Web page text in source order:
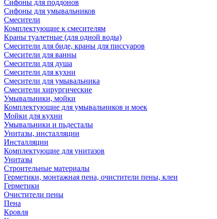
Сифоны для поддонов
Сифоны для умывальников
Смесители
Комплектующие к смесителям
Краны туалетные (для одной воды)
Смесители для биде, краны для писсуаров
Смесители для ванны
Смесители для душа
Смесители для кухни
Смесители для умывальника
Смесители хирургические
Умывальники, мойки
Комплектующие для умывальников и моек
Мойки для кухни
Умывальники и пьдесталы
Унитазы, инсталляции
Инсталляции
Комплектующие для унитазов
Унитазы
Строительные материалы
Герметики, монтажная пена, очистители пены, клеи
Герметики
Очистители пены
Пена
Кровля